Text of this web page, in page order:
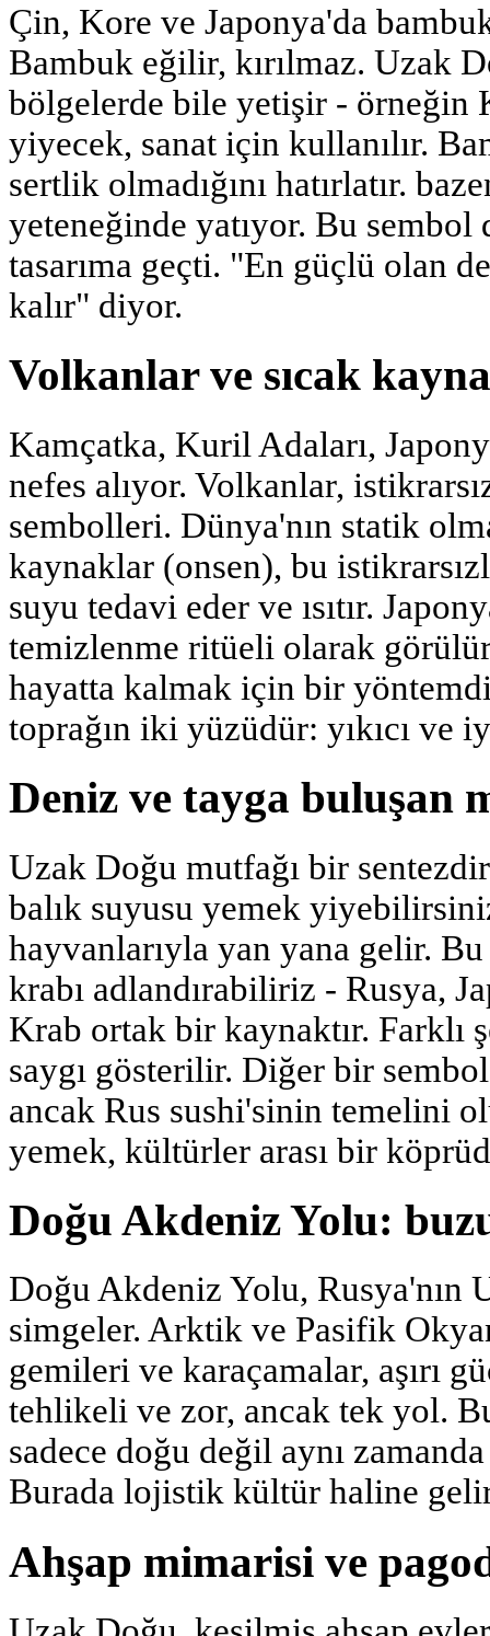
Çin, Kore ve Japonya'da
Bambuk eğilir, kırılmaz. Uzak
bölgelerde bile yetişir - örneğin
yiyecek, sanat için kullanılır.
sertlik olmadığını hatırlatır.
yeteneğinde yatıyor. Bu
tasarıma geçti. "En güçlü olan
kalır" diyor.
Volkanlar ve sıcak
Kamçatka, Kuril Adaları,
nefes alıyor. Volkanlar,
sembolleri. Dünya'nın statik
kaynaklar (onsen), bu
suyu tedavi eder ve ısıtır.
temizlenme ritüeli olarak
hayatta kalmak için bir
toprağın iki yüzüdür: yıkıcı ve
Deniz ve tayga buluşan
Uzak Doğu mutfağı bir
balık suyusu yemek
hayvanlarıyla yan yana gelir.
krabı adlandırabiliriz - Rusya,
Krab ortak bir kaynaktır. Farklı
saygı gösterilir. Diğer bir
ancak Rus sushi'sinin temelini
yemek, kültürler arası bir
Doğu Akdeniz Yolu:
Doğu Akdeniz Yolu, Rusya'nın
simgeler. Arktik ve Pasifik
gemileri ve karaçamalar, aşırı
tehlikeli ve zor, ancak tek yol.
sadece doğu değil aynı
Burada lojistik kültür haline
Ahşap mimarisi ve